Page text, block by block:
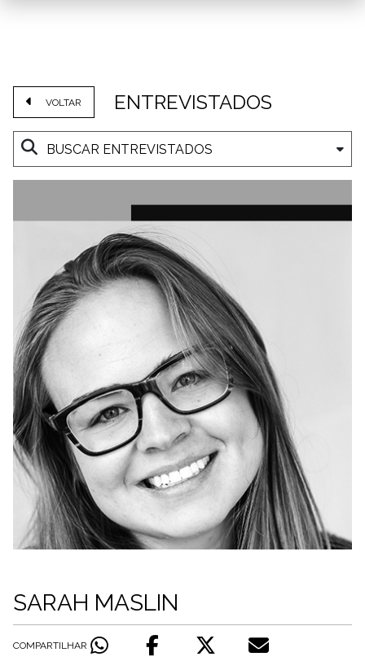
VOLTAR ENTREVISTADOS
SARAH MASLIN
COMPARTILHAR